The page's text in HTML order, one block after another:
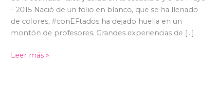
– 2015 Nació de un folio en blanco, que se ha llenado
de colores, #conEFtados ha dejado huella en un
montón de profesores. Grandes experiencias de […]
Leer más »